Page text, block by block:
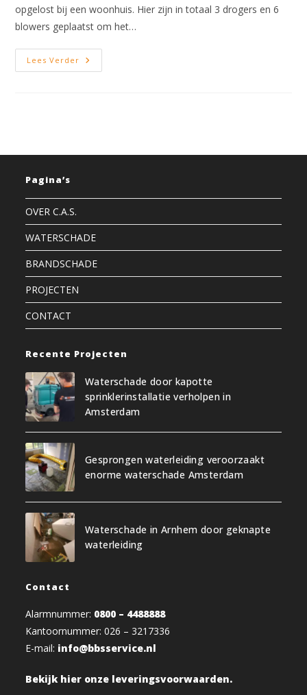
opgelost bij een woonhuis. Hier zijn in totaal 3 drogers en 6
blowers geplaatst om het…
Lees Verder Waterschade
Opgelost
Pagina’s
OVER C.A.S.
WATERSCHADE
BRANDSCHADE
PROJECTEN
CONTACT
Recente Projecten
Waterschade door kapotte
sprinklerinstallatie verholpen in
Amsterdam
Gesprongen waterleiding veroorzaakt
enorme waterschade Amsterdam
Waterschade in Arnhem door geknapte
waterleiding
Contact
Alarmnummer: 0800 – 4488888
Kantoornummer: 026 – 3217336
E-mail: info@bbsservice.nl
Bekijk hier onze leveringsvoorwaarden.